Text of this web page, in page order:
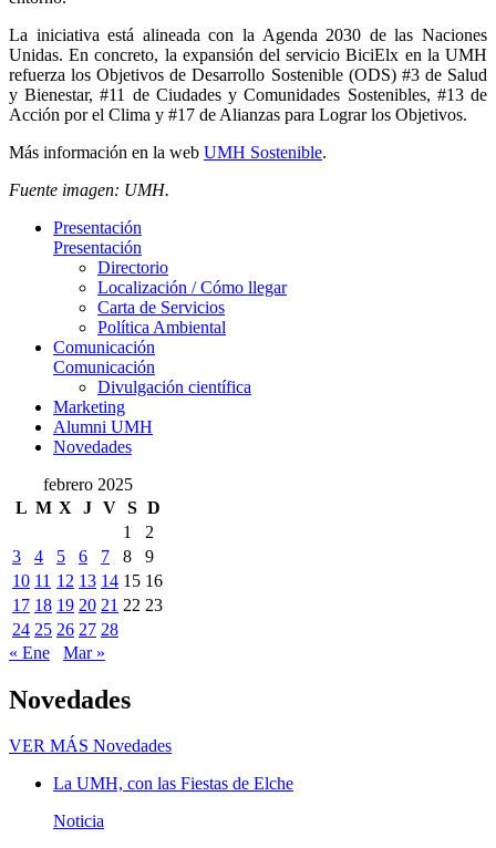
La iniciativa está alineada con la Agenda 2030 de las Naciones
Unidas. En concreto, la expansión del servicio BiciElx en la UMH
refuerza los Objetivos de Desarrollo Sostenible (ODS) #3 de Salud
y Bienestar, #11 de Ciudades y Comunidades Sostenibles, #13 de
Acción por el Clima y #17 de Alianzas para Lograr los Objetivos.
Más información en la web UMH Sostenible.
Fuente imagen: UMH.
Presentación
Presentación
Directorio
Localización / Cómo llegar
Carta de Servicios
Política Ambiental
Comunicación
Comunicación
Divulgación científica
Marketing
Alumni UMH
Novedades
febrero 2025
L M X J V S D
1
2
3
4 5 6 7 8
9
10 11 12 13 14 15 16
17 18 19 20 21 22 23
24 25 26 27 28
« Ene
Mar »
Novedades
VER MÁS Novedades
La UMH, con las Fiestas de Elche
Noticia